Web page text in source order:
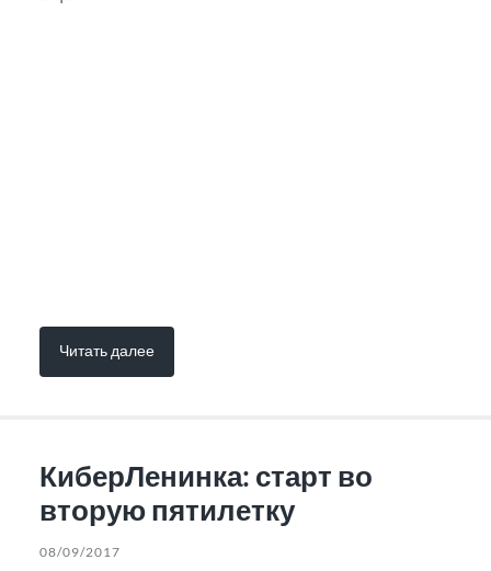
Читать далее
КиберЛенинка: старт во
вторую пятилетку
08/09/2017